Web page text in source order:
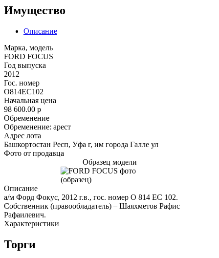
Имущество
Описание
Марка, модель
FORD FOCUS
Год выпуска
2012
Гос. номер
О814ЕС102
Начальная цена
98 600.00 p
Обременение
Обременение: арест
Адрес лота
Башкортостан Респ, Уфа г, им города Галле ул
Фото от продавца
Образец модели
Описание
а/м Форд Фокус, 2012 г.в., гос. номер О 814 ЕС 102.
Собственник (правообладатель) – Шаяхметов Рафис
Рафаилевич.
Характеристики
Торги